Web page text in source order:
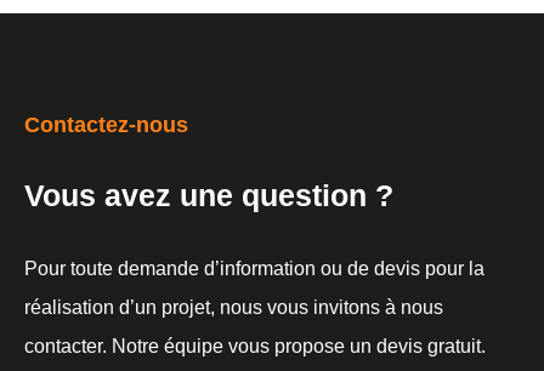
Contactez-nous
Vous avez une question ?
Pour toute demande d’information ou de devis pour la
réalisation d’un projet, nous vous invitons à nous
contacter. Notre équipe vous propose un devis gratuit.